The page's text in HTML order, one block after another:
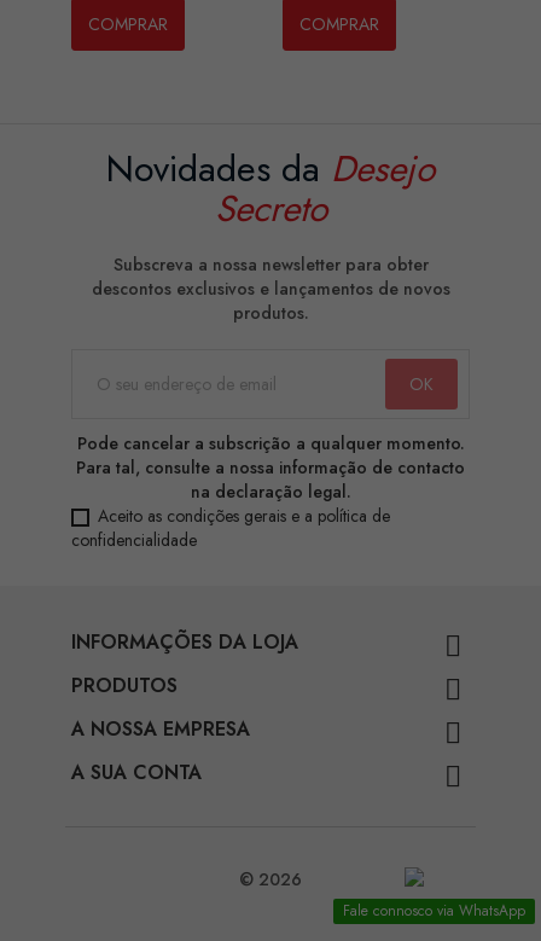
COMPRAR COMPRAR
Novidades da Desejo
Secreto
Subscreva a nossa newsletter para obter
descontos exclusivos e lançamentos de novos
produtos.
Pode cancelar a subscrição a qualquer momento.
Para tal, consulte a nossa informação de contacto
na declaração legal.
Aceito as condições gerais e a política de
confidencialidade
INFORMAÇÕES DA LOJA 
PRODUTOS 
A NOSSA EMPRESA 
A SUA CONTA 
Fale connosco via WhatsApp
© 2026